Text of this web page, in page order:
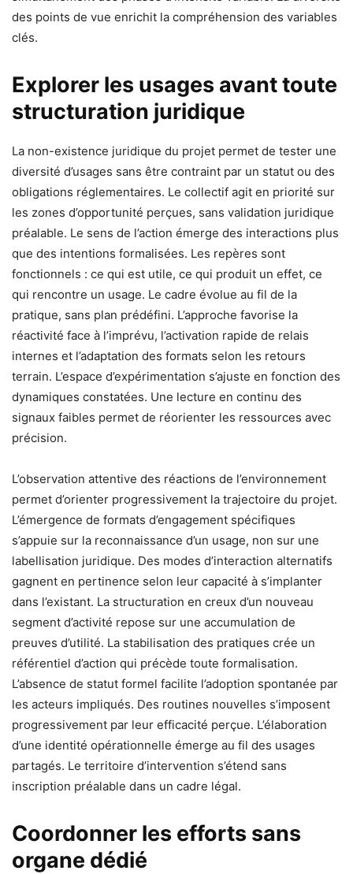
des points de vue enrichit la compréhension des variables
clés.
Explorer les usages avant toute
structuration juridique
La non-existence juridique du projet permet de tester une
diversité d’usages sans être contraint par un statut ou des
obligations réglementaires. Le collectif agit en priorité sur
les zones d’opportunité perçues, sans validation juridique
préalable. Le sens de l’action émerge des interactions plus
que des intentions formalisées. Les repères sont
fonctionnels : ce qui est utile, ce qui produit un effet, ce
qui rencontre un usage. Le cadre évolue au fil de la
pratique, sans plan prédéfini. L’approche favorise la
réactivité face à l’imprévu, l’activation rapide de relais
internes et l’adaptation des formats selon les retours
terrain. L’espace d’expérimentation s’ajuste en fonction des
dynamiques constatées. Une lecture en continu des
signaux faibles permet de réorienter les ressources avec
précision.
L’observation attentive des réactions de l’environnement
permet d’orienter progressivement la trajectoire du projet.
L’émergence de formats d’engagement spécifiques
s’appuie sur la reconnaissance d’un usage, non sur une
labellisation juridique. Des modes d’interaction alternatifs
gagnent en pertinence selon leur capacité à s’implanter
dans l’existant. La structuration en creux d’un nouveau
segment d’activité repose sur une accumulation de
preuves d’utilité. La stabilisation des pratiques crée un
référentiel d’action qui précède toute formalisation.
L’absence de statut formel facilite l’adoption spontanée par
les acteurs impliqués. Des routines nouvelles s’imposent
progressivement par leur efficacité perçue. L’élaboration
d’une identité opérationnelle émerge au fil des usages
partagés. Le territoire d’intervention s’étend sans
inscription préalable dans un cadre légal.
Coordonner les efforts sans
organe dédié